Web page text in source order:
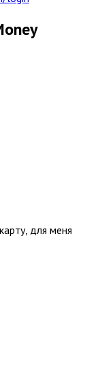
для меня